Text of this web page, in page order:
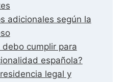
adicionales según la
debo cumplir para
española?
legal y